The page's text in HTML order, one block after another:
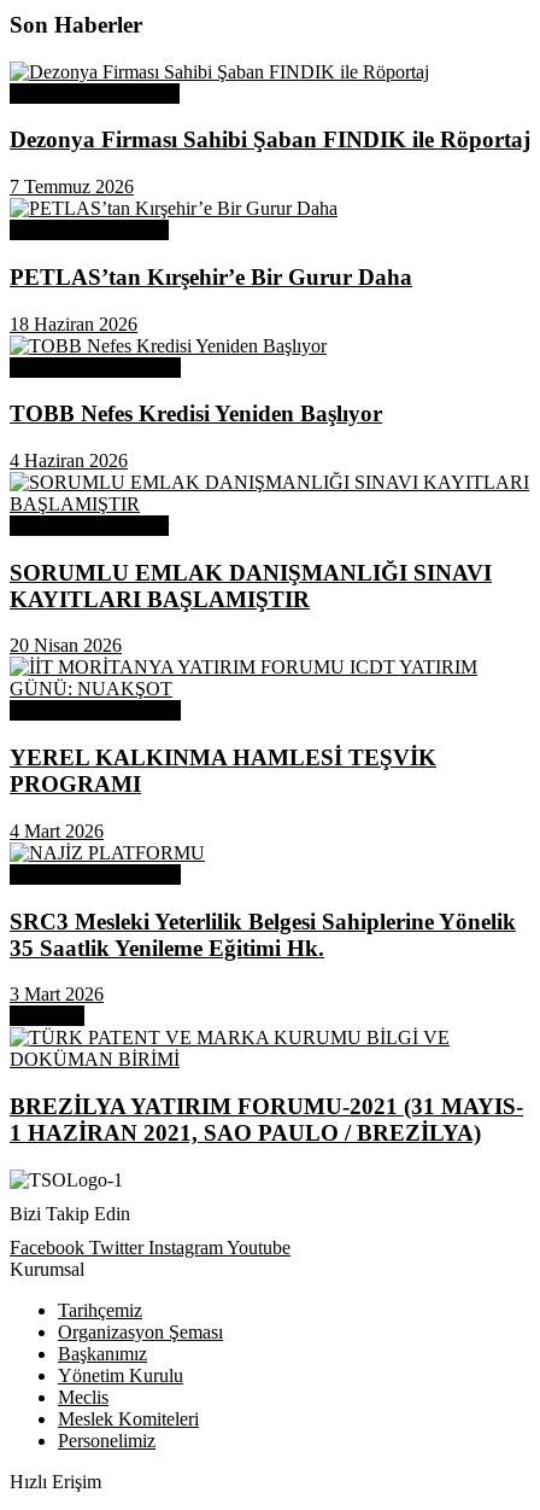
Son Haberler
Dezonya Firması Sahibi Şaban FINDIK ile Röportaj
7 Temmuz 2026
PETLAS’tan Kırşehir’e Bir Gurur Daha
18 Haziran 2026
TOBB Nefes Kredisi Yeniden Başlıyor
4 Haziran 2026
SORUMLU EMLAK DANIŞMANLIĞI SINAVI
KAYITLARI BAŞLAMIŞTIR
20 Nisan 2026
YEREL KALKINMA HAMLESİ TEŞVİK
PROGRAMI
4 Mart 2026
SRC3 Mesleki Yeterlilik Belgesi Sahiplerine Yönelik
35 Saatlik Yenileme Eğitimi Hk.
3 Mart 2026
BREZİLYA YATIRIM FORUMU-2021 (31 MAYIS-
1 HAZİRAN 2021, SAO PAULO / BREZİLYA)
Bizi Takip Edin
Facebook Twitter InstagramYoutube
Kurumsal
Tarihçemiz
Organizasyon Şeması
Başkanımız
Yönetim Kurulu
Meclis
Meslek Komiteleri
Personelimiz
Hızlı Erişim